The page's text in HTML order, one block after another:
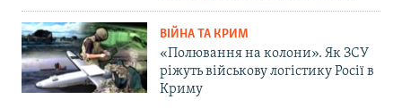
ВІЙНА ТА КРИМ
«Полювання на колони». Як ЗСУ
ріжуть військову логістику Росії в
Криму